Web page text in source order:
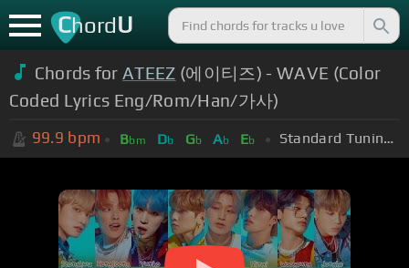
ChordU
Chords for ATEEZ (에이티즈) - WAVE (Color
Coded Lyrics Eng/Rom/Han/가사)
99.9 bpm Bbm Db Gb Ab Eb Standard Tuning (EADGBE)